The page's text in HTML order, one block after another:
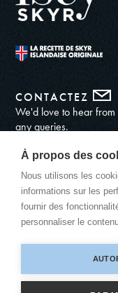
CONTACTEZ
We'd love to hear
any queries.
ADRESSE
548, Boulevard
06 250
Mougins, France
+33 7 64 01 58 73
+33 6 28 18 02 55
À propos des
Nous utilisons les
informations sur les
fournir des
personnaliser le